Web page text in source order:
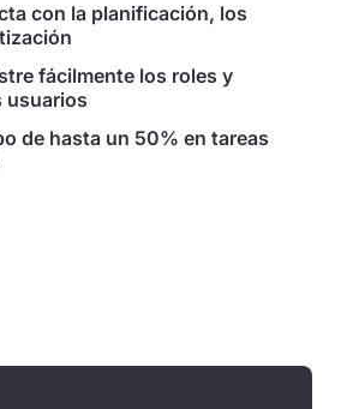
con la planificación, los
fácilmente los roles y
usuarios
de hasta un 50% en tareas